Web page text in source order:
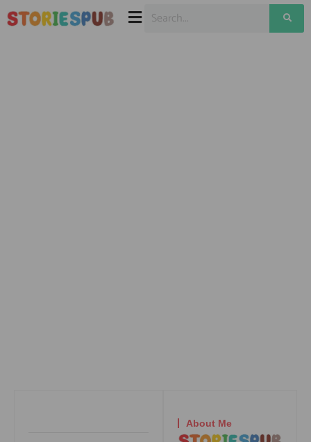
About Me